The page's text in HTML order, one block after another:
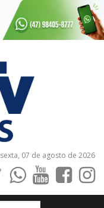
sexta, 07 de agosto de 2026